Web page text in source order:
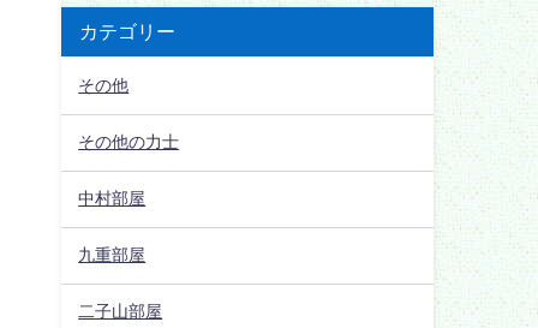
カテゴリー
その他
その他の力士
中村部屋
九重部屋
二子山部屋